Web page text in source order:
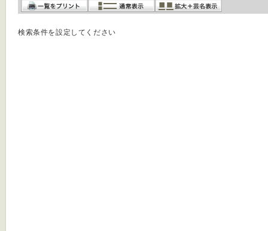
検索条件を設定してください